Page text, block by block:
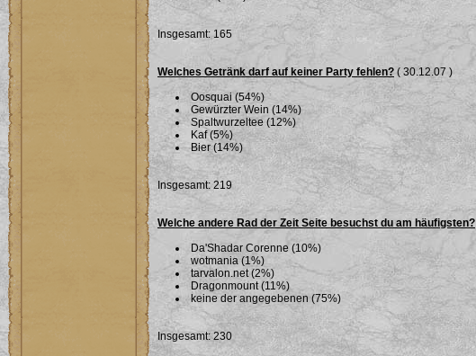
Insgesamt: 165
Welches Getränk darf auf keiner Party fehlen? ( 30.12.07 )
Oosquai (54%)
Gewürzter Wein (14%)
Spaltwurzeltee (12%)
Kaf (5%)
Bier (14%)
Insgesamt: 219
Welche andere Rad der Zeit Seite besuchst du am häufigsten?
Da'Shadar Corenne (10%)
wotmania (1%)
tarvalon.net (2%)
Dragonmount (11%)
keine der angegebenen (75%)
Insgesamt: 230